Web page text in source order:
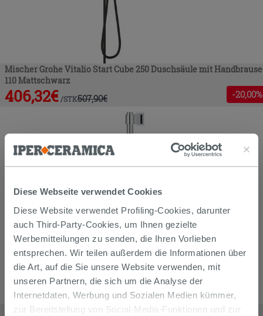
Diese Webseite verwendet Cookies
Diese Website verwendet Profiling-Cookies, darunter
auch Third-Party-Cookies, um Ihnen gezielte
Werbemitteilungen zu senden, die Ihren Vorlieben
entsprechen. Wir teilen außerdem die Informationen über
die Art, auf die Sie unsere Website verwenden, mit
unseren Partnern, die sich um die Analyse der
Internetdaten, Werbung und Sozialen Medien kümmer,
zur Bereitstellung von Social-Media-Funktionen und zur
Mischer Grohe Vitalio Start Cube 250 Duschsäule mit Handbrause
110 Mattschwarz
406,32€ /STK507,90€ -20,00%
Mischer Duschgarnitur Grohe Vitalio Start 110 mit 2-Strahl-